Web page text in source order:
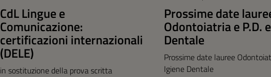
CdL Lingue e
Comunicazione:
certificazioni internazionali
(DELE)
in sostituzione della prova scritta
Prossime date
Odontoiatria e P.D.
Dentale
Prossime date lauree
Igiene Dentale